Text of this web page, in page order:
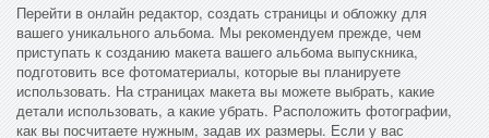
Перейти в онлайн редактор, создать страницы и обложку для
вашего уникального альбома. Мы рекомендуем прежде, чем
приступать к созданию макета вашего альбома выпускника,
подготовить все фотоматериалы, которые вы планируете
использовать. На страницах макета вы можете выбрать, какие
детали использовать, а какие убрать. Расположить фотографии,
как вы посчитаете нужным, задав их размеры. Если у вас